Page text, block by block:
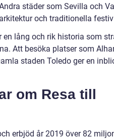
städer som Sevilla och
och traditionella
lång och rik historia som
Att besöka platser som
staden Toledo ger en
om Resa till
erbjöd år 2019 över 82